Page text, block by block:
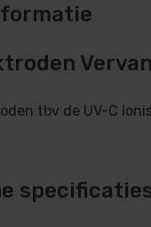
tbv de UV-C